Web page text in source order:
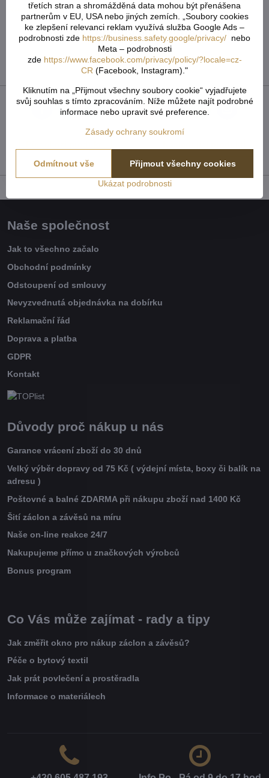
Recenze 0
Zatím bez hodnocení. Buďte první!
Přidat recenzi
FacebookTwitterBlueskyPinterestRedditLinkedInWhatsApp
Naše společnost
Jak to všechno začalo
Obchodní podmínky
Odstoupení od smlouvy
Nevyzvednutá objednávka na dobírku
Reklamační řád
Doprava a platba
GDPR
Kontakt
Důvody proč nákup u nás
Garance vrácení zboží do 30 dnů
Velký výběr dopravy od 75 Kč ( výdejní místa, boxy či balík na
adresu )
Poštovné a balné ZDARMA při nákupu zboží nad 1400 Kč
Šití záclon a závěsů na míru
Naše on-line reakce 24/7
Nakupujeme přímo u značkových výrobců
Bonus program
Co Vás může zajímat - rady a tipy
Jak změřit okno pro nákup záclon a závěsů?
Péče o bytový textil
Jak prát povlečení a prostěradla
Informace o materiálech
třetích stran a shromážděná data mohou být přenášena
partnerům v EU, USA nebo jiných zemích. „Soubory cookies
ke zlepšení relevanci reklam využívá služba Google Ads –
podrobnosti zde https://business.safety.google/privacy/ nebo
Meta – podrobnosti
zde https://www.facebook.com/privacy/policy/?locale=cz-
CR (Facebook, Instagram)."
Kliknutím na „Přijmout všechny soubory cookie“ vyjadřujete
svůj souhlas s tímto zpracováním. Níže můžete najít podrobné
informace nebo upravit své preference.
Zásady ochrany soukromí
Ukázat podrobnosti
Přijmout všechny cookies
Odmítnout vše